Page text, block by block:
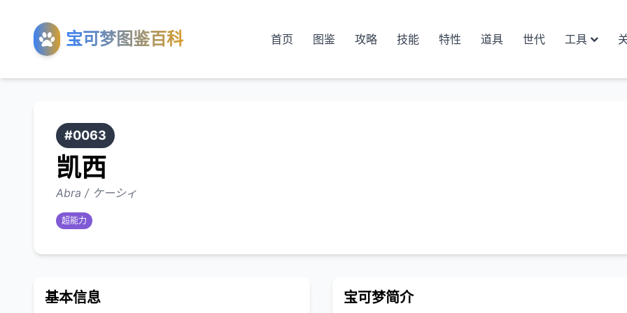
宝可梦图鉴百科 首页 图鉴 攻略 技能 特性 道具 世代 工具
#0063
凯西
Abra / ケーシィ
超能力
基本信息 宝可梦简介